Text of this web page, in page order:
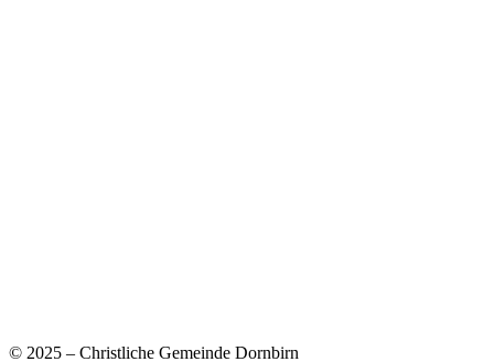
© 2025 – Christliche Gemeinde Dornbirn